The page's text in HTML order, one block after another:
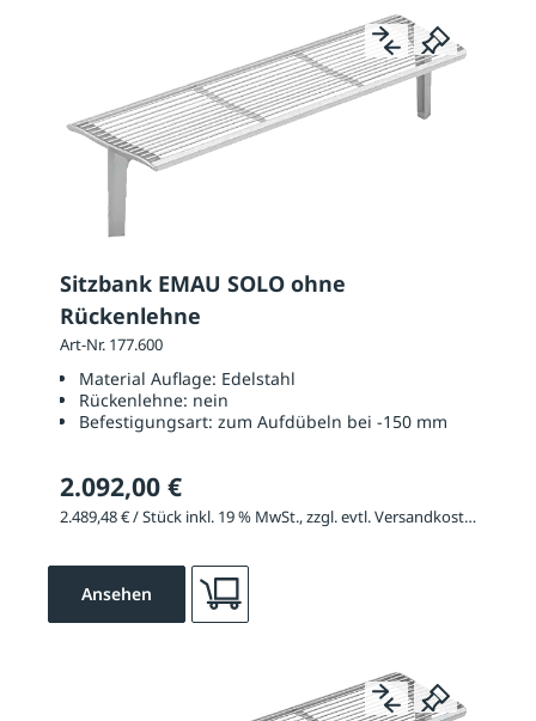
Sitzbank EMAU SOLO ohne
Rückenlehne
Art-Nr. 177.600
Material Auflage: Edelstahl
Rückenlehne: nein
Befestigungsart: zum Aufdübeln bei -150 mm
2.092,00 €
2.489,48 € / Stück inkl. 19 % MwSt., zzgl. evtl. Versandkosten
Ansehen